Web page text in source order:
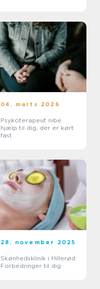
04. marts 2026
Psykoterapeut nibe
hjælp til dig, der er kørt
fast
28. november 2025
Skønhedsklinik i Hillerød:
Forbedringer til dig